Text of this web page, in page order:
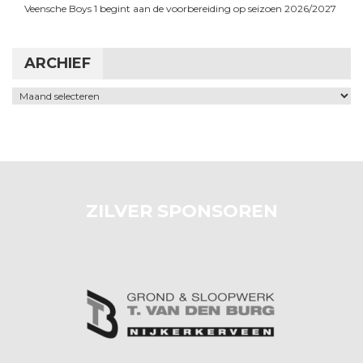
Veensche Boys 1 begint aan de voorbereiding op seizoen 2026/2027
ARCHIEF
Archief
ZILVER SPONSOREN